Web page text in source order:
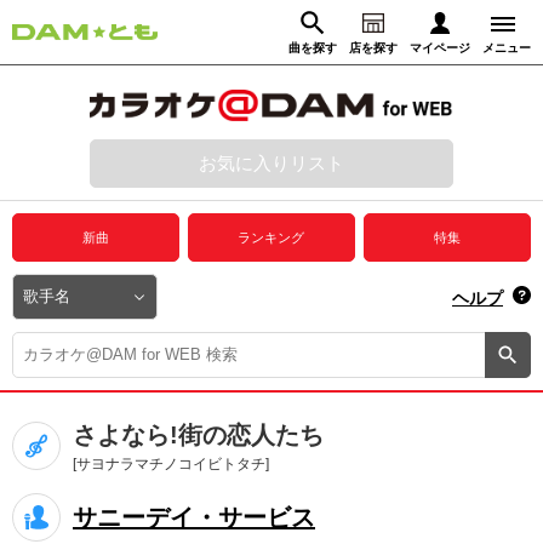
曲を探す 店を探す マイページ メニュー
動画からさがす 録音からさがす
ログイン
プレミアムサービス
DAM★とも動画
DAM★とも録音
カラオケ＠DAM
ユーザー検索
キャンペーン
お気に入りリスト
新曲 ランキング 特集
ヘルプ
さよなら!街の恋人たち
[サヨナラマチノコイビトタチ]
サニーデイ・サービス